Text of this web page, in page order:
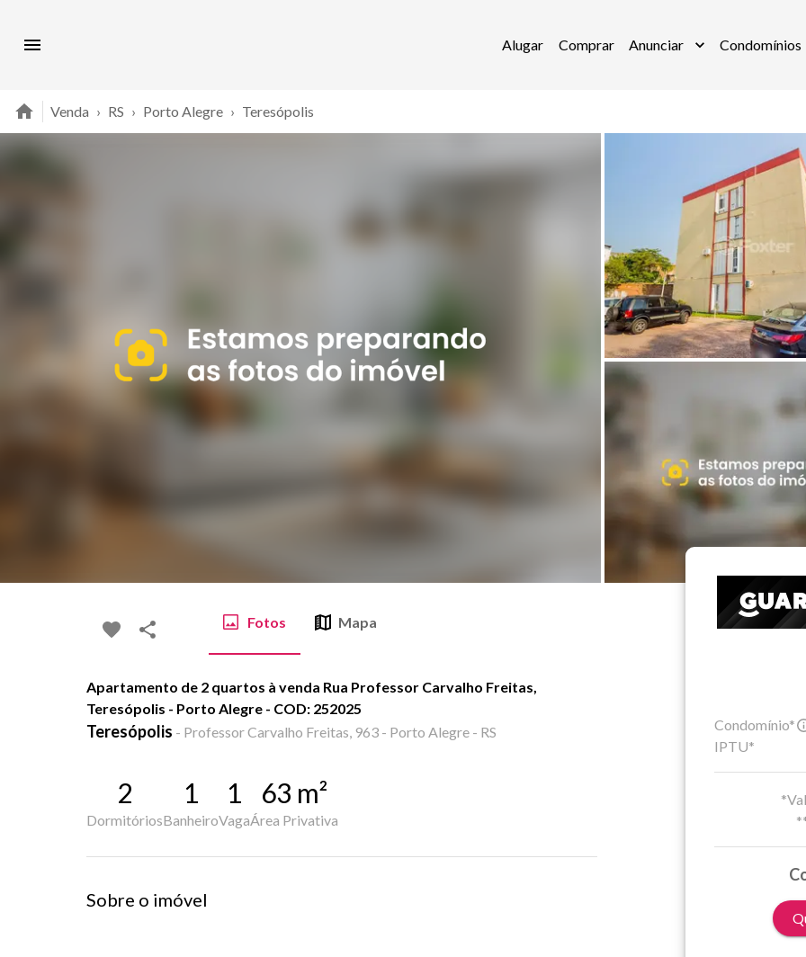
Alugar Comprar Anunciar Condomínios
Venda › RS › Porto Alegre › Teresópolis
Fotos Mapa
Apartamento de 2 quartos à venda Rua Professor Carvalho Freitas,
Teresópolis - Porto Alegre - COD: 252025
Teresópolis - Professor Carvalho Freitas, 963 - Porto Alegre - RS
2
Dormitórios
1
Banheiro
1
Vaga
63 m²
Área Privativa
Sobre o imóvel
Condomínio*
IPTU*